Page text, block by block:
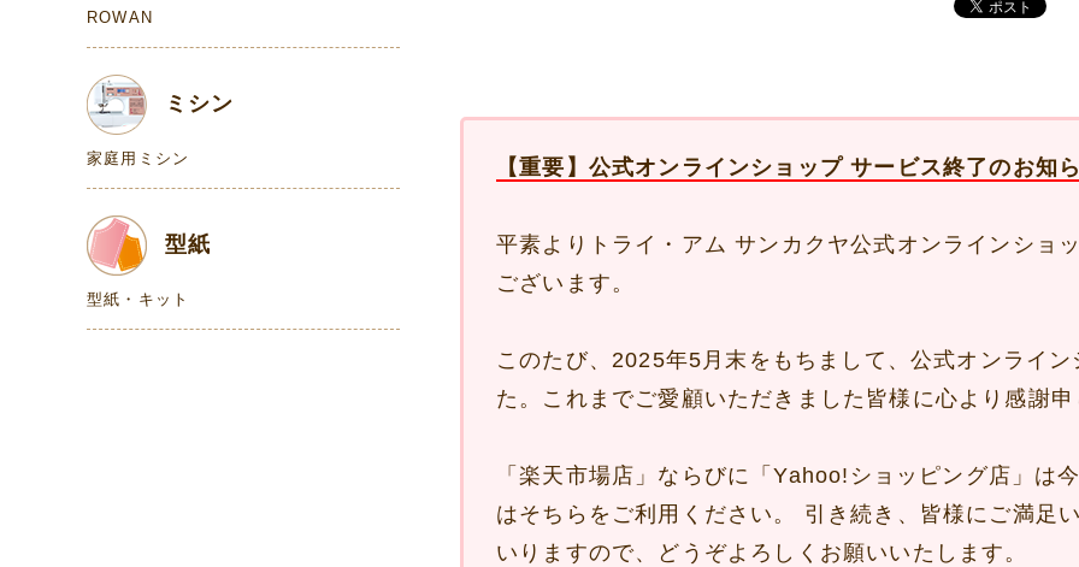
【重要】公式オンラインショップ サービス終了のお知
平素よりトライ・アム サンカクヤ公式オンラインショ
ございます。
このたび、2025年5月末をもちまして、公式オンライ
た。これまでご愛顧いただきました皆様に心より感謝
「楽天市場店」ならびに「Yahoo!ショッピング店」は
はそちらをご利用ください。 引き続き、皆様にご満足
いりますので、どうぞよろしくお願いいたします。
ROWAN
ミシン
家庭用ミシン
型紙
型紙・キット